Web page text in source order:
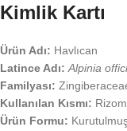
Kimlik Kartı
Ürün Adı: Havlıcan
Latince Adı: Alpinia
Familyası:
Kullanılan Kısmı:
Ürün Formu: